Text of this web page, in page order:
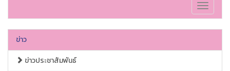
Toggle
ข่าว
ข่าวประชาสัมพันธ์